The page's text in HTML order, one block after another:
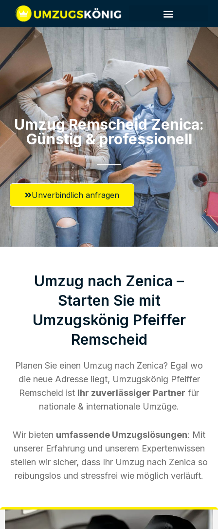
Umzug Remscheid​ Zenica:
Günstig & professionell​
Unverbindlich anfragen
Umzug nach Zenica –
Starten Sie mit
Umzugskönig Pfeiffer
Remscheid
Planen Sie einen Umzug nach Zenica? Egal wo
die neue Adresse liegt, Umzugskönig Pfeiffer
Remscheid ist Ihr zuverlässiger Partner für
nationale & internationale Umzüge.
Wir bieten umfassende Umzugslösungen: Mit
unserer Erfahrung und unserem Expertenwissen
stellen wir sicher, dass Ihr Umzug nach Zenica so
reibungslos und stressfrei wie möglich verläuft.